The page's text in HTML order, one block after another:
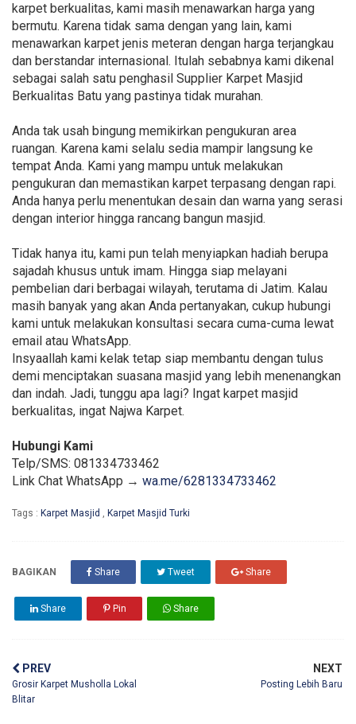
karpet berkualitas, kami masih menawarkan harga yang
bermutu. Karena tidak sama dengan yang lain, kami
menawarkan karpet jenis meteran dengan harga terjangkau
dan berstandar internasional. Itulah sebabnya kami dikenal
sebagai salah satu penghasil Supplier Karpet Masjid
Berkualitas Batu yang pastinya tidak murahan.
Anda tak usah bingung memikirkan pengukuran area
ruangan. Karena kami selalu sedia mampir langsung ke
tempat Anda. Kami yang mampu untuk melakukan
pengukuran dan memastikan karpet terpasang dengan rapi.
Anda hanya perlu menentukan desain dan warna yang serasi
dengan interior hingga rancang bangun masjid.
Tidak hanya itu, kami pun telah menyiapkan hadiah berupa
sajadah khusus untuk imam. Hingga siap melayani
pembelian dari berbagai wilayah, terutama di Jatim. Kalau
masih banyak yang akan Anda pertanyakan, cukup hubungi
kami untuk melakukan konsultasi secara cuma-cuma lewat
email atau WhatsApp.
Insyaallah kami kelak tetap siap membantu dengan tulus
demi menciptakan suasana masjid yang lebih menenangkan
dan indah. Jadi, tunggu apa lagi? Ingat karpet masjid
berkualitas, ingat Najwa Karpet.
Hubungi Kami
Telp/SMS: 081334733462
Link Chat WhatsApp → wa.me/6281334733462
Tags : Karpet Masjid , Karpet Masjid Turki
BAGIKAN Share Tweet Share
Share Pin Share
PREV
Grosir Karpet Musholla Lokal
Blitar
NEXT
Posting Lebih Baru